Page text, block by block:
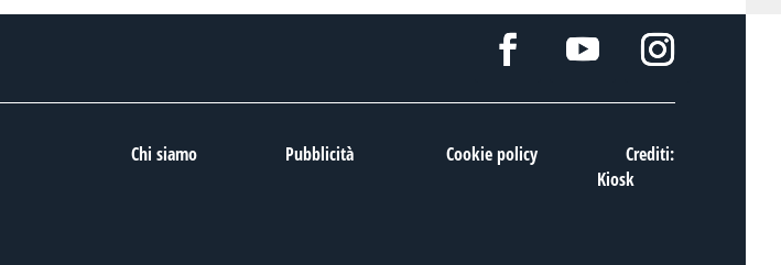
Chi siamo Pubblicità Cookie policy
Crediti:
Kiosk